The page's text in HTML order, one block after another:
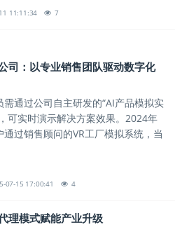
11:11:34 7
司：以专业销售团队驱动数字化
需通过公司自主研发的“AI产品模拟实
可实时演示解决方案效果。2024年
过销售顾问的VR工厂模拟系统，当
07-15 17:00:41 4
理模式赋能产业升级